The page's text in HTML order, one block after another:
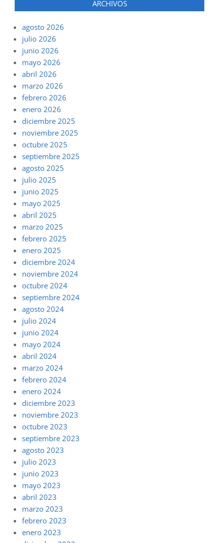
ARCHIVOS
agosto 2026
julio 2026
junio 2026
mayo 2026
abril 2026
marzo 2026
febrero 2026
enero 2026
diciembre 2025
noviembre 2025
octubre 2025
septiembre 2025
agosto 2025
julio 2025
junio 2025
mayo 2025
abril 2025
marzo 2025
febrero 2025
enero 2025
diciembre 2024
noviembre 2024
octubre 2024
septiembre 2024
agosto 2024
julio 2024
junio 2024
mayo 2024
abril 2024
marzo 2024
febrero 2024
enero 2024
diciembre 2023
noviembre 2023
octubre 2023
septiembre 2023
agosto 2023
julio 2023
junio 2023
mayo 2023
abril 2023
marzo 2023
febrero 2023
enero 2023